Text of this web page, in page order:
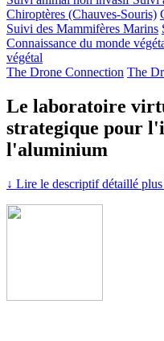
Chiroptères (Chauves-Souris)
Suivi des Mammifères Marins
Connaissance du monde
végétal
The Drone Connection The
Le laboratoire
strategique pour
l'aluminium
↓ Lire le descriptif détaillé plus